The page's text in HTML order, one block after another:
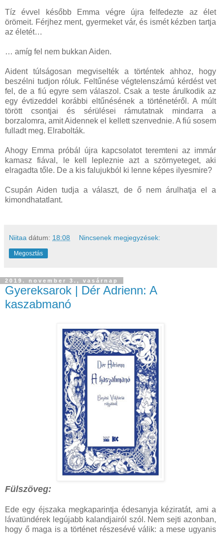
Tíz évvel később Emma végre újra felfedezte az élet
örömeit. Férjhez ment, gyermeket vár, és ismét kézben tartja
az életét…
… amíg fel nem bukkan Aiden.
Aident túlságosan megviselték a történtek ahhoz, hogy
beszélni tudjon róluk. Feltűnése végtelenszámú kérdést vet
fel, de a fiú egyre sem válaszol. Csak a teste árulkodik az
egy évtizeddel korábbi eltűnésének a történetéről. A múlt
törött csontjai és sérülései rámutatnak mindarra a
borzalomra, amit Aidennek el kellett szenvednie. A fiú sosem
fulladt meg. Elrabolták.
Ahogy Emma próbál újra kapcsolatot teremteni az immár
kamasz fiával, le kell lepleznie azt a szörnyeteget, aki
elragadta tőle. De a kis falujukból ki lenne képes ilyesmire?
Csupán Aiden tudja a választ, de ő nem árulhatja el a
kimondhatatlant.
Niitaa dátum: 18:08 Nincsenek megjegyzések:
Megosztás
2019. november 3., vasárnap
Gyereksarok | Dér Adrienn: A
kaszabmanó
Fülszöveg:
Ede egy éjszaka megkaparintja édesanyja kéziratát, ami a
lávatündérek legújabb kalandjairól szól. Nem sejti azonban,
hogy ő maga is a történet részesévé válik: a mese ugyanis